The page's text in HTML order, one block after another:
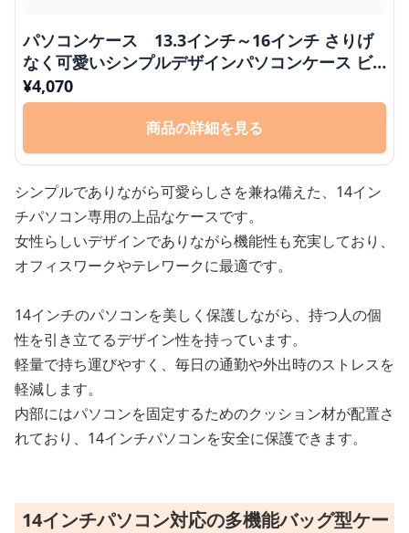
パソコンケース 13.3インチ～16インチ さりげ
なく可愛いシンプルデザインパソコンケース ビ
ジネス 通勤 日常使い
¥4,070
商品の詳細を見る
シンプルでありながら可愛らしさを兼ね備えた、14イン
チパソコン専用の上品なケースです。
女性らしいデザインでありながら機能性も充実しており、
オフィスワークやテレワークに最適です。
14インチのパソコンを美しく保護しながら、持つ人の個
性を引き立てるデザイン性を持っています。
軽量で持ち運びやすく、毎日の通勤や外出時のストレスを
軽減します。
内部にはパソコンを固定するためのクッション材が配置さ
れており、14インチパソコンを安全に保護できます。
14インチパソコン対応の多機能バッグ型ケー